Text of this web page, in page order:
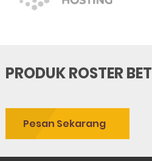
PRODUK ROSTER
Pesan Sekarang